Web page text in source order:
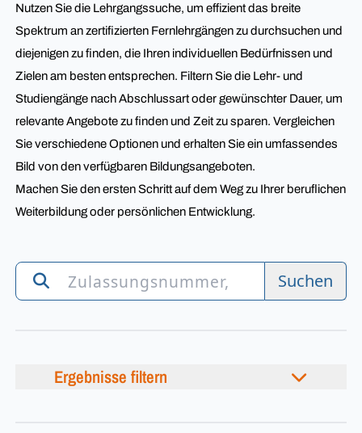
Nutzen Sie die Lehrgangssuche, um effizient das breite
Spektrum an zertifizierten Fernlehrgängen zu durchsuchen und
diejenigen zu finden, die Ihren individuellen Bedürfnissen und
Zielen am besten entsprechen. Filtern Sie die Lehr- und
Studiengänge nach Abschlussart oder gewünschter Dauer, um
relevante Angebote zu finden und Zeit zu sparen. Vergleichen
Sie verschiedene Optionen und erhalten Sie ein umfassendes
Bild von den verfügbaren Bildungsangeboten.
Machen Sie den ersten Schritt auf dem Weg zu Ihrer beruflichen
Weiterbildung oder persönlichen Entwicklung.
Suchen
Ergebnisse filtern